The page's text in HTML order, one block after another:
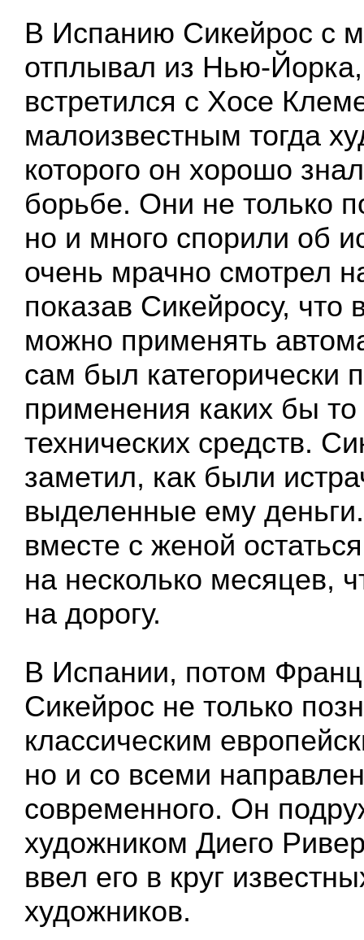
В Испанию Сикейрос с
отплывал из Нью-Йорка,
встретился с Хосе
малоизвестным тогда
которого он хорошо
борьбе. Они не только
но и много спорили об
очень мрачно смотрел
показав Сикейросу, что
можно применять
сам был категорически
применения каких бы
технических средств.
заметил, как были
выделенные ему
вместе с женой
на несколько месяцев,
на дорогу.
В Испании, потом
Сикейрос не только
классическим
но и со всеми
современного. Он
художником Диего
ввел его в круг
художников.